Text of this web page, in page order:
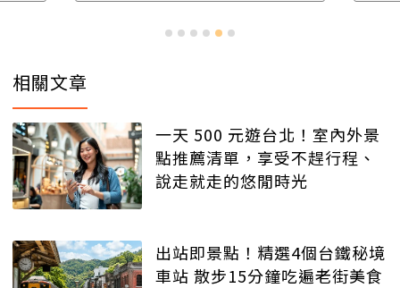
相關文章
一天 500 元遊台北！室內外景
點推薦清單，享受不趕行程、
說走就走的悠閒時光
出站即景點！精選4個台鐵秘境
車站 散步15分鐘吃遍老街美食